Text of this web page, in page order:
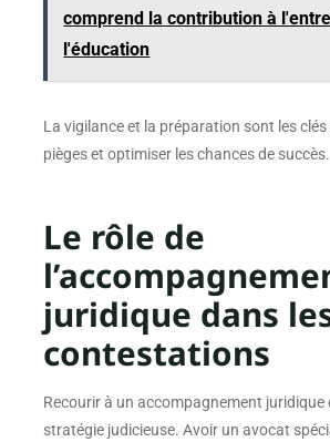
comprend la contribution à
l'éducation
La vigilance et la préparation sont les
pièges et optimiser les chances de succès.
Le rôle de
juridique dans
contestations
Recourir à un accompagnement juridique
stratégie judicieuse. Avoir un avocat